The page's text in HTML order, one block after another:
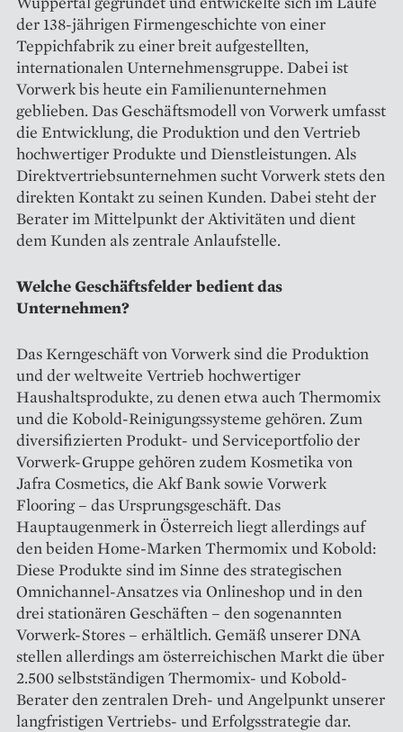
der 138-jährigen Firmengeschichte von einer
Teppichfabrik zu einer breit aufgestellten,
internationalen Unternehmensgruppe. Dabei ist
Vorwerk bis heute ein Familienunternehmen
geblieben. Das Geschäftsmodell von Vorwerk umfasst
die Entwicklung, die Produktion und den Vertrieb
hochwertiger Produkte und Dienstleistungen. Als
Direktvertriebsunternehmen sucht Vorwerk stets den
direkten Kontakt zu seinen Kunden. Dabei steht der
Berater im Mittelpunkt der Aktivitäten und dient
dem Kunden als zentrale Anlaufstelle.
Welche Geschäftsfelder bedient das
Unternehmen?
Das Kerngeschäft von Vorwerk sind die Produktion
und der weltweite Vertrieb hochwertiger
Haushaltsprodukte, zu denen etwa auch Thermomix
und die Kobold-Reinigungssysteme gehören. Zum
diversifizierten Produkt- und Serviceportfolio der
Vorwerk-Gruppe gehören zudem Kosmetika von
Jafra Cosmetics, die Akf Bank sowie Vorwerk
Flooring – das Ursprungsgeschäft. Das
Hauptaugenmerk in Österreich liegt allerdings auf
den beiden Home-Marken Thermomix und Kobold:
Diese Produkte sind im Sinne des strategischen
Omni­channel-Ansatzes via Onlineshop und in den
drei stationären Geschäften – den sogenannten
Vorwerk-Stores – erhältlich. Gemäß unserer DNA
stellen allerdings am österreichischen Markt die über
2.500 selbstständigen Thermomix- und Kobold-
Berater den zentralen Dreh- und Angelpunkt unserer
langfristigen Vertriebs- und Erfolgsstrategie dar.